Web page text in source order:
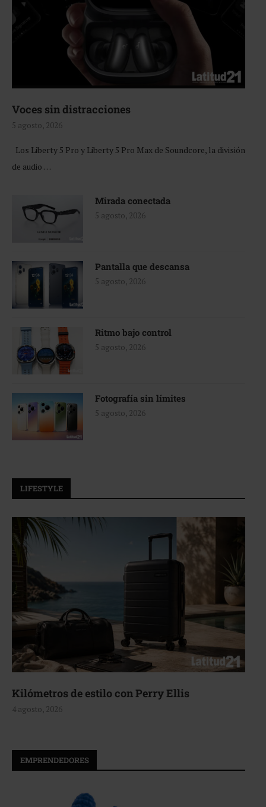
Voces sin distracciones
5 agosto, 2026
Los Liberty 5 Pro y Liberty 5 Pro Max de Soundcore, la división
de audio …
Mirada conectada
5 agosto, 2026
Pantalla que descansa
5 agosto, 2026
Ritmo bajo control
5 agosto, 2026
Fotografía sin límites
5 agosto, 2026
LIFESTYLE
Aerie, texturas que fluyen
4 agosto, 2026
EMPRENDEDORES